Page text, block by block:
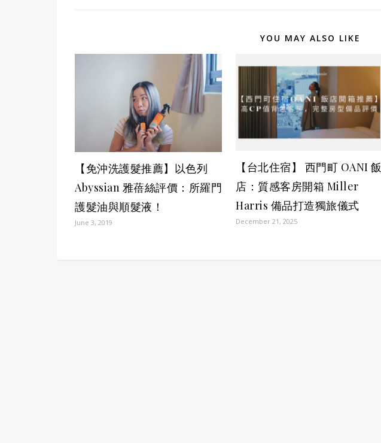
YOU MAY ALSO LIKE
【免沖洗護髮推薦】以色列
Abyssian 雅蓓絲評價：所羅門
護髮油與順髮液！
June 3, 2019
【台北住宿】 西門町 OANI 飯
店：質感客房開箱 Miller
Harris 備品打造獨旅儀式
December 21, 2025